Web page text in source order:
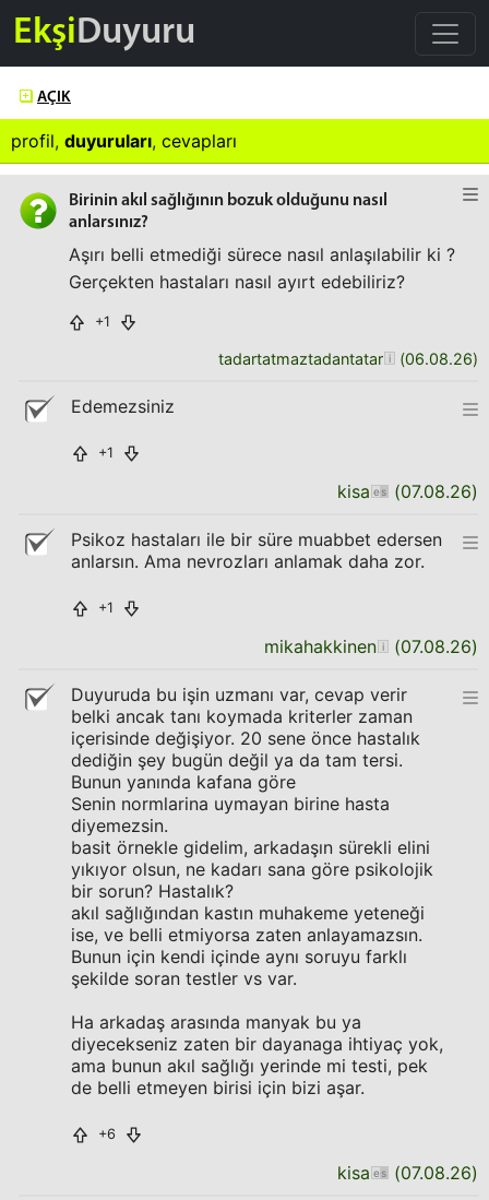
EkşiDuyuru
AÇIK
profil, duyuruları, cevapları
Birinin akıl sağlığının bozuk olduğunu nasıl
anlarsınız?
Aşırı belli etmediği sürece nasıl anlaşılabilir ki ?
Gerçekten hastaları nasıl ayırt edebiliriz?
+1
tadartatmaztadantatar (06.08.26)
Edemezsiniz
+1
kisa (07.08.26)
Psikoz hastaları ile bir süre muabbet edersen
anlarsın. Ama nevrozları anlamak daha zor.
+1
mikahakkinen (07.08.26)
Duyuruda bu işin uzmanı var, cevap verir
belki ancak tanı koymada kriterler zaman
içerisinde değişiyor. 20 sene önce hastalık
dediğin şey bugün değil ya da tam tersi.
Bunun yanında kafana göre
Senin normlarina uymayan birine hasta
diyemezsin.
basit örnekle gidelim, arkadaşın sürekli elini
yıkıyor olsun, ne kadarı sana göre psikolojik
bir sorun? Hastalık?
akıl sağlığından kastın muhakeme yeteneği
ise, ve belli etmiyorsa zaten anlayamazsın.
Bunun için kendi içinde aynı soruyu farklı
şekilde soran testler vs var.
Ha arkadaş arasında manyak bu ya
diyecekseniz zaten bir dayanaga ihtiyaç yok,
ama bunun akıl sağlığı yerinde mi testi, pek
de belli etmeyen birisi için bizi aşar.
+6
kisa (07.08.26)